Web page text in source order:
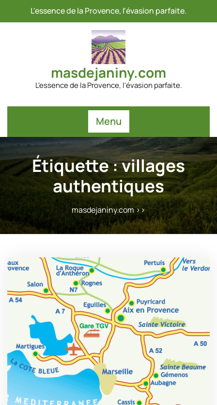
L'essence de la Provence, l'évasion parfaite.
masdejaniny.com
L'essence de la Provence, l'évasion parfaite.
Menu
Étiquette :villages
authentiques
masdejaniny.com>>